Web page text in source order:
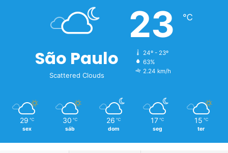
São Paulo
Scattered Clouds
23 ℃
24º - 23º
63%
2.24 km/h
29 ℃
sex
30 ℃
sáb
26 ℃
dom
17 ℃
seg
15 ℃
ter